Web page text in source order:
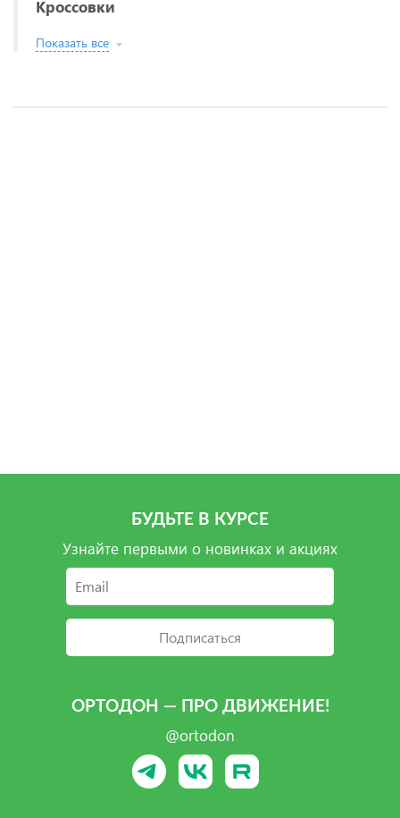
Кроссовки
Показать все
БУДЬТЕ В КУРСЕ
Узнайте первыми о новинках и акциях
Подписаться
ОРТОДОН — ПРО ДВИЖЕНИЕ!
@ortodon